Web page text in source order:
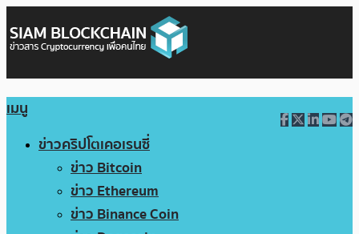
เมนู
ข่าวคริปโตเคอเรนซี่
ข่าว Bitcoin
ข่าว Ethereum
ข่าว Binance Coin